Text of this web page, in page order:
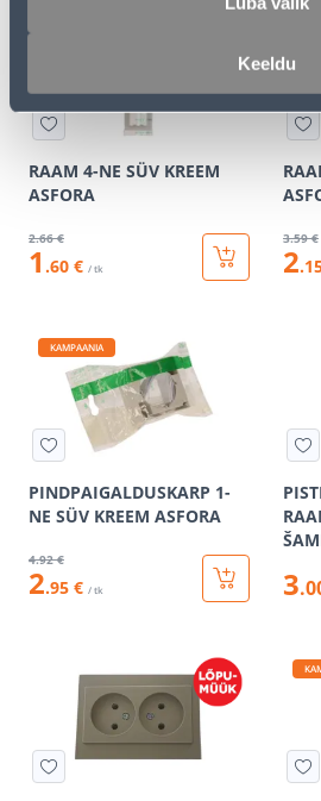
Keeldu
RAAM 4-NE SÜV KREEM
ASFORA
2.66 €
1 .60 € / tk
3.59 €
2
KAMPAANIA
PINDPAIGALDUSKARP 1-
NE SÜV KREEM ASFORA
4.92 €
2.95 € / tk 3